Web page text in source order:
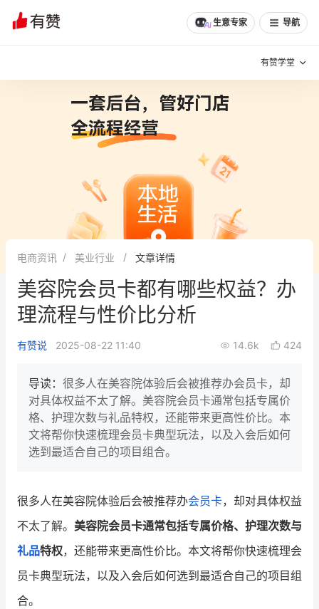
生意专家 导航
有赞学堂
增长方法
有赞专家说
新零售最佳实践
面对面聊增长
新零售大会 新零售茶会
增长产品指南
智库 产品场景库
行业洞察
品牌消费观 行业报告
培训课程
文章 问诊 分享
电商资讯 美业行业 文章详情
美容院会员卡都有哪些权益？办
理流程与性价比分析
有赞说 2025-08-22 11:40 14.6k 424
导读： 很多人在美容院体验后会被推荐办会员卡，却
对具体权益不太了解。美容院会员卡通常包括专属价
格、护理次数与礼品特权，还能带来更高性价比。本
文将帮你快速梳理会员卡典型玩法，以及入会后如何
选到最适合自己的项目组合。
很多人在美容院体验后会被推荐办会员卡，却对具体权益
不太了解。 美容院会员卡通常包括专属价格、护理次数与
礼品特权，还能带来更高性价比。本文将帮你快速梳理会
员卡典型玩法，以及入会后如何选到最适合自己的项目组
合。